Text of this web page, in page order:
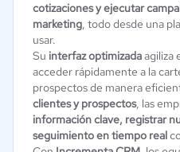
cotizaciones y ejecutar
marketing, todo desde una
usar.
Su interfaz optimizadaagiliza
acceder rápidamente a la
prospectos de manera
clientes y prospectos, las
información clave, registrar
seguimiento en tiempo real